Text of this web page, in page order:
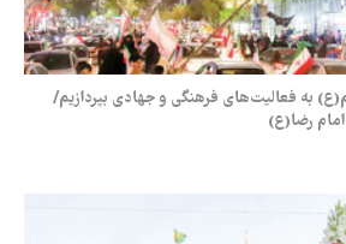
به فعالیت‌های فرهنگی و جهادی بپردازیم/
رضا(ع)